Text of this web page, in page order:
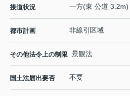
接道状況 一方(東 公道 3.2m)
都市計画 非線引区域
その他法令上の制限 景観法
国土法届出要否 不要